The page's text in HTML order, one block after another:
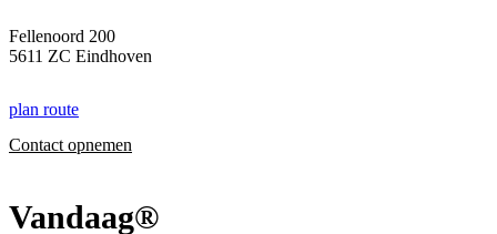
Fellenoord 200
5611 ZC Eindhoven
plan route
Contact opnemen
Vandaag®